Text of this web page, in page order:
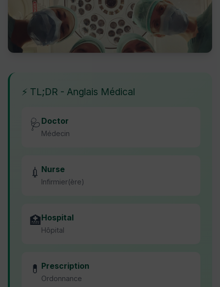
⚡ TL;DR - Anglais Médical
🩺 Doctor
Médecin
💉 Nurse
Infirmier(ère)
🏥Hospital
Hôpital
💊 Prescription
Ordonnance